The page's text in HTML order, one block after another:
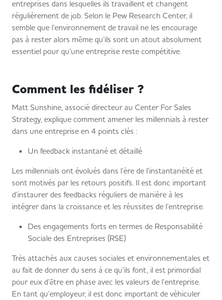
entreprises dans lesquelles ils travaillent et changent
régulièrement de job. Selon le Pew Research Center, il
semble que l’environnement de travail ne les encourage
pas à rester alors même qu’ils sont un atout absolument
essentiel pour qu’une entreprise reste compétitive.
Comment les fidéliser ?
Matt Sunshine, associé directeur au Center For Sales
Strategy, explique comment amener les millennials à rester
dans une entreprise en 4 points clés :
Un feedback instantané et détaillé
Les millennials ont évolués dans l’ère de l’instantanéité et
sont motivés par les retours positifs. Il est donc important
d’instaurer des feedbacks réguliers de manière à les
intégrer dans la croissance et les réussites de l’entreprise.
Des engagements forts en termes de Responsabilité
Sociale des Entreprises (RSE)
Très attachés aux causes sociales et environnementales et
au fait de donner du sens à ce qu’ils font, il est primordial
pour eux d’être en phase avec les valeurs de l’entreprise.
En tant qu’employeur, il est donc important de véhiculer